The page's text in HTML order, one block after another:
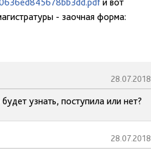
- заочная форма:
28.07.2018
узнать, поступила или нет?
28.07.2018